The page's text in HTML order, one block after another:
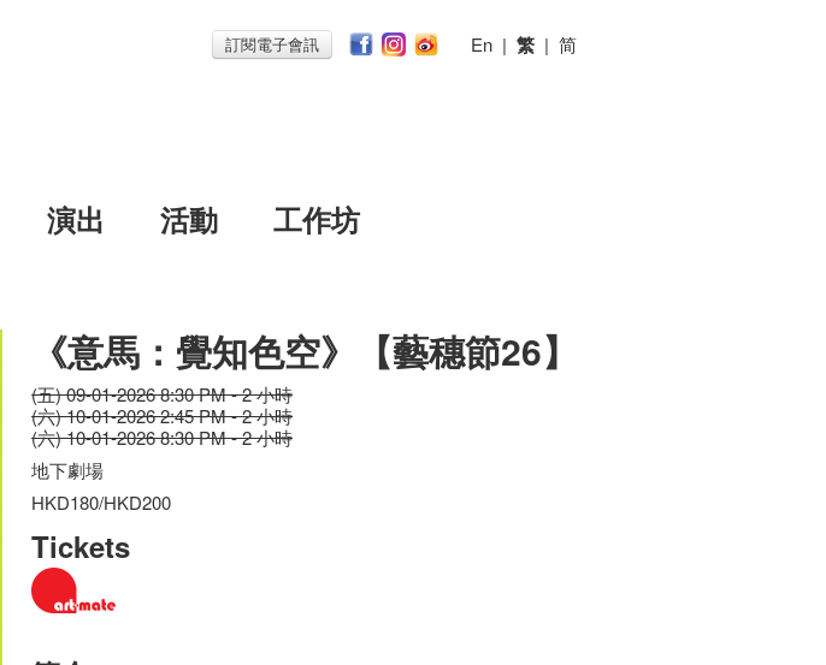
訂閱電子會訊 En | 繁 | 简
演出 活動
工作坊
《意馬：覺知色空》【藝穗節26】
(五) 09-01-2026 8:30 PM - 2 小時
(六) 10-01-2026 2:45 PM - 2 小時
(六) 10-01-2026 8:30 PM - 2 小時
地下劇場
HKD180/HKD200
Tickets